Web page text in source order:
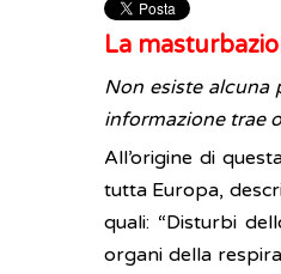
La
Non esiste alcuna
informazione trae
All’origine di
tutta Europa,
quali: “Disturbi
organi della